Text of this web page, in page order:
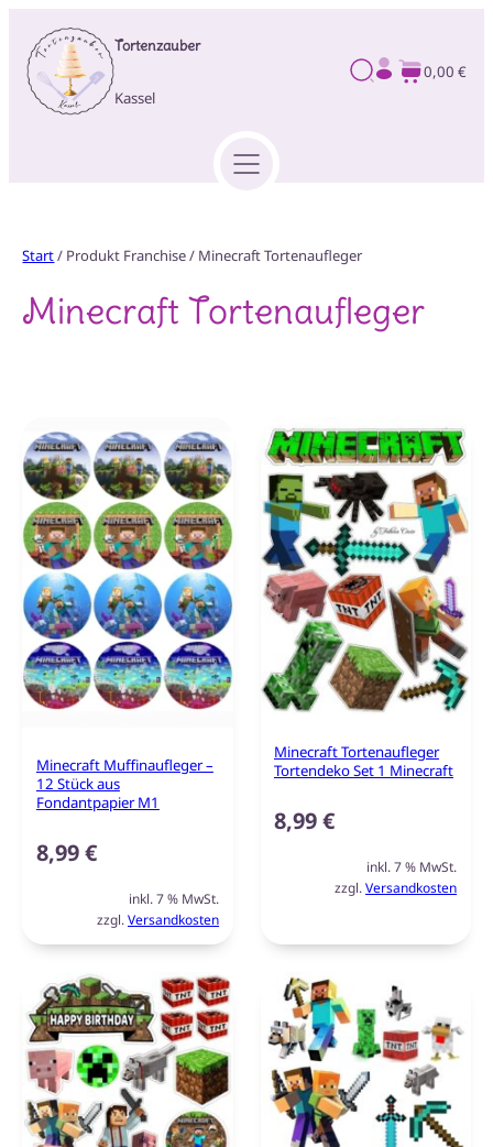
Zum
Inhalt
springen
Tortenzauber
Kassel
0,00 €
Start/ Produkt Franchise / Minecraft Tortenaufleger
Minecraft Tortenaufleger
Minecraft Muffinaufleger –
12 Stück aus
Fondantpapier M1
8,99€
inkl. 7 % MwSt.
zzgl.Versandkosten
Minecraft Tortenaufleger
Tortendeko Set 1 Minecraft
8,99€
inkl. 7 % MwSt.
zzgl.Versandkosten